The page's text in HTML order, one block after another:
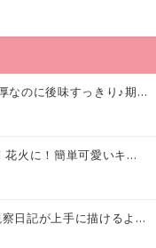
【抽選で3名様にプレゼント】濃厚なのに後味すっきり♪期間限定の「メイトーのなめらかプリン カルピス®入りソース」で夏を味わおう！
【女の子 浴衣の髪型】夏祭りに！花火に！簡単可愛いキッズの浴衣ヘアアレンジまとめ
【絵が苦手でも大丈夫】朝顔の観察日記が上手に描けるようになる方法｜イラスト付き